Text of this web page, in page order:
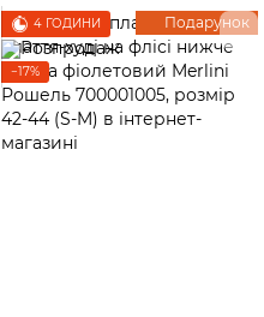
Подарунок
4 ГОДИНИ
−17%